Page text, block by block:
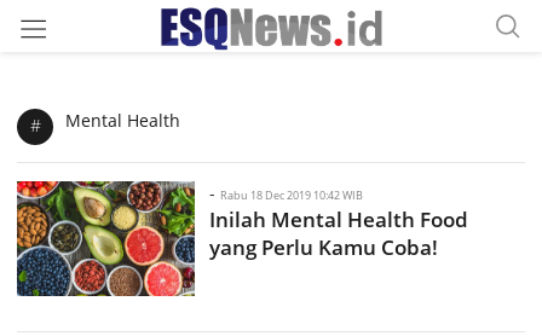
# Mental Health
- Rabu 18 Dec 2019 10:42 WIB
Inilah Mental Health Food
yang Perlu Kamu Coba!